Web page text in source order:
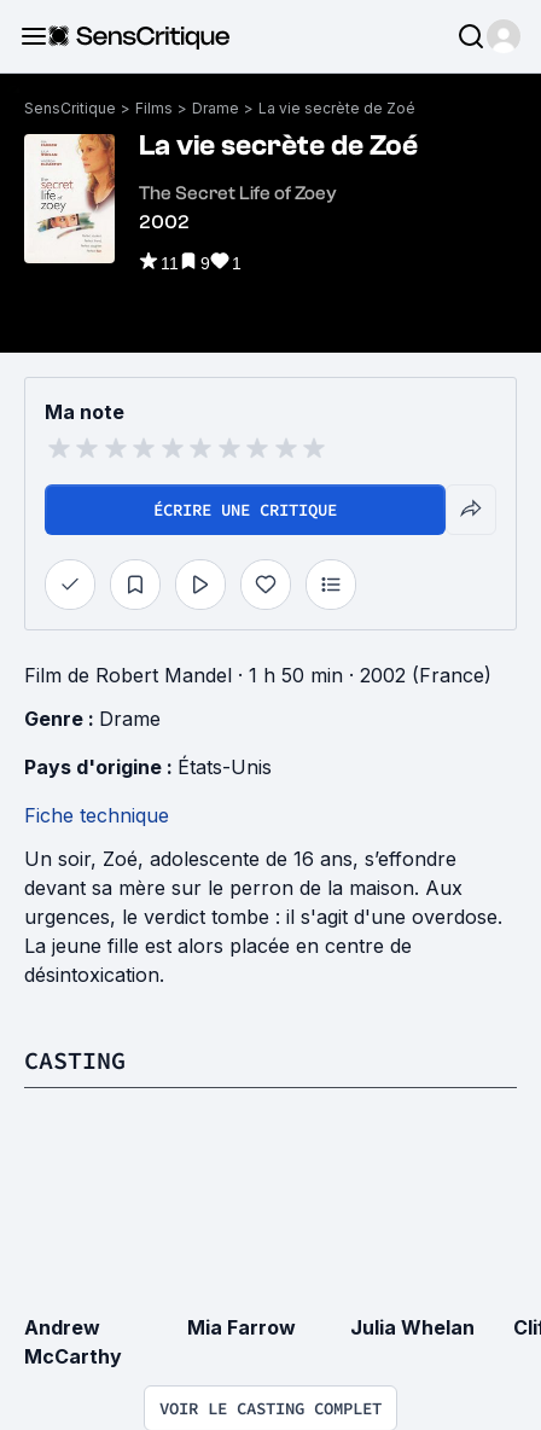
SensCritique > Films > Drame > La vie secrète de Zoé
La vie secrète de Zoé
The Secret Life of Zoey
2002
11 9 1
Ma note
ÉCRIRE UNE CRITIQUE
Film de Robert Mandel · 1 h 50 min · 2002 (France)
Genre : Drame
Pays d'origine : États-Unis
Fiche technique
Un soir, Zoé, adolescente de 16 ans, s’effondre
devant sa mère sur le perron de la maison. Aux
urgences, le verdict tombe : il s'agit d'une overdose.
La jeune fille est alors placée en centre de
désintoxication.
CASTING
Andrew
McCarthy
Mia Farrow Julia Whelan
VOIR LE CASTING COMPLET